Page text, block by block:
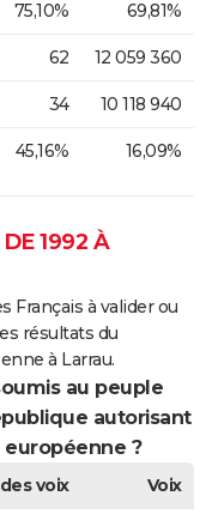
75,10% 69,81%
62 12 059 360
34 10 118 940
45,16% 16,09%
1992 À
Français à valider ou
résultats du
à Larrau.
au peuple
autorisant
?
voix
Voix